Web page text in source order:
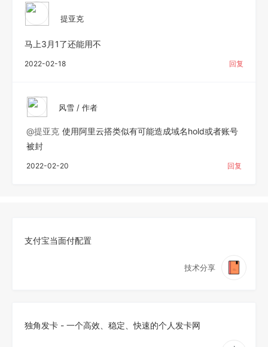
提亚克
马上3月1了还能用不
2022-02-18 回复
风雪 / 作者
@提亚克 使用阿里云搭类似有可能造成域名hold或者账号
被封
2022-02-20 回复
支付宝当面付配置
技术分享
独角发卡 - 一个高效、稳定、快速的个人发卡网